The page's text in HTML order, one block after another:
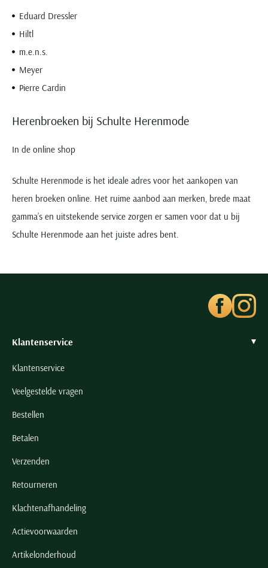
Eduard Dressler
Hiltl
m.e.n.s.
Meyer
Pierre Cardin
Herenbroeken bij Schulte Herenmode
In de online shop
Schulte Herenmode is het ideale adres voor het aankopen van
heren broeken online. Het ruime aanbod aan merken, brede maat
gamma’s en uitstekende service zorgen er samen voor dat u bij
Schulte Herenmode aan het juiste adres bent.
Klantenservice
Klantenservice
Veelgestelde vragen
Bestellen
Betalen
Verzenden
Retourneren
Klachtenafhandeling
Actievoorwaarden
Artikelonderhoud